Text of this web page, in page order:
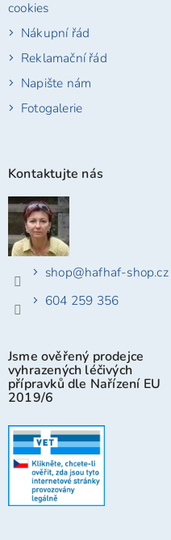
cookies
Nákupní řád
Reklamační řád
Napište nám
Fotogalerie
Kontaktujte nás
shop@hafhaf-shop.cz
604 259 356
Jsme ověřený prodejce
vyhrazených léčivých
přípravků dle Nařízení EU
2019/6